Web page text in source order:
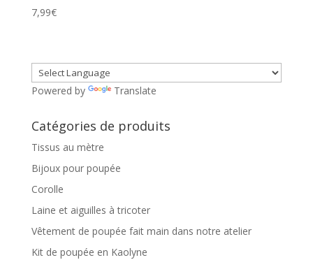
7,99€
Powered by Translate
Catégories de produits
Tissus au mètre
Bijoux pour poupée
Corolle
Laine et aiguilles à tricoter
Vêtement de poupée fait main dans notre atelier
Kit de poupée en Kaolyne